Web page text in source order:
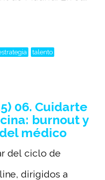
talento
06. Cuidarte
burnout y
médico
del ciclo de
dirigidos a